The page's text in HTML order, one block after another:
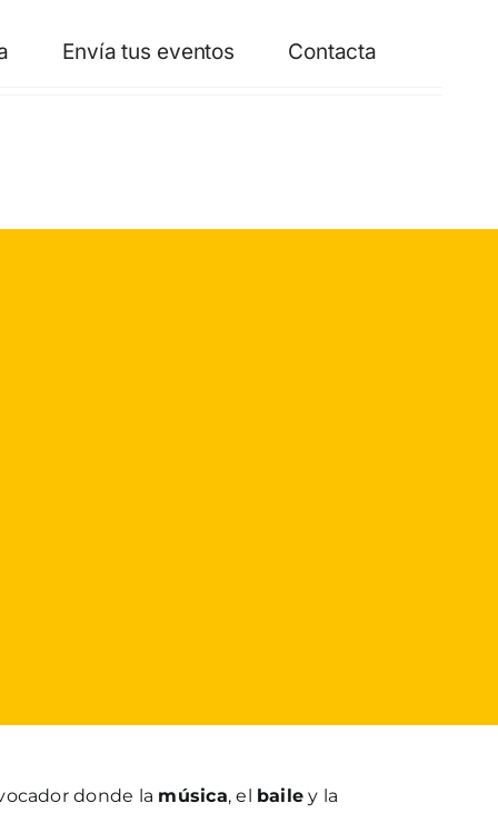
Envía tus eventos Contacta
donde la música, el baile y la